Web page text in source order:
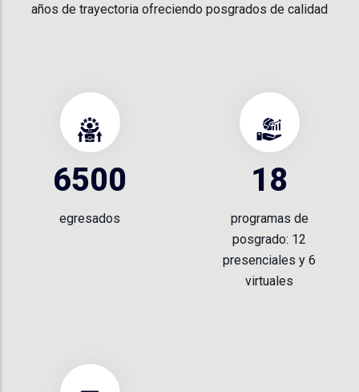
años de trayectoria ofreciendo posgrados de calidad
6500
egresados
18
programas de
posgrado: 12
presenciales y 6
virtuales